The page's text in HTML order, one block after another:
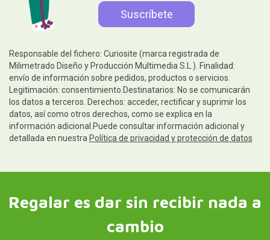
Responsable del fichero: Curiosite (marca registrada de
Milimetrado Diseño y Producción Multimedia S.L.). Finalidad:
envío de información sobre pedidos, productos o servicios.
Legitimación: consentimiento.Destinatarios: No se comunicarán
los datos a terceros. Derechos: acceder, rectificar y suprimir los
datos, así como otros derechos, como se explica en la
información adicional.Puede consultar información adicional y
detallada en nuestra Política de privacidad y protección de datos
Regalar es dar sin recibir nada a
cambio